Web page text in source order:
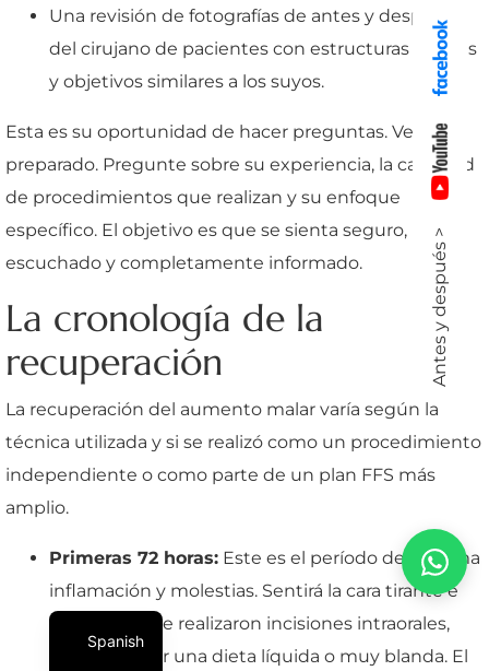
Una revisión de fotografías de antes y después
del cirujano de pacientes con estructuras faciales
y objetivos similares a los suyos.
Esta es su oportunidad de hacer preguntas. Venga
preparado. Pregunte sobre su experiencia, la cantidad
de procedimientos que realizan y su enfoque
específico. El objetivo es que se sienta seguro,
escuchado y completamente informado.
La cronología de la
recuperación
La recuperación del aumento malar varía según la
técnica utilizada y si se realizó como un procedimiento
independiente o como parte de un plan FFS más
amplio.
Primeras 72 horas: Este es el período de máxima
inflamación y molestias. Sentirá la cara tirante e
hinchada. Si le realizaron incisiones intraorales,
deberá seguir una dieta líquida o muy blanda. El
Antes y después >
Spanish